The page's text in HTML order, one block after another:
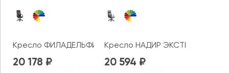
Кресло ФИЛАДЕЛЬФИЯ ЭКСТРА
20 178
Кресло НАДИР ЭКСТРА
20 594